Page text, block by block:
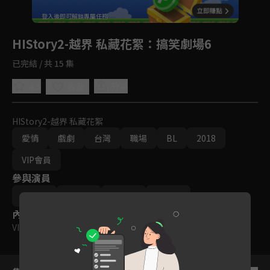
VIP 專屬內容
您尚未登入，升級解鎖所有好劇
立即前往
登入後即可解鎖專屬任務
HIStory2-越界 私藏花絮 ：搞笑劇場6
已完結 / 共 15 集
HIStory2-越界 私藏花絮
愛情
戲劇 台灣 職場 BL
2018
VIP會員
參與演員
盧彥澤 楊孟霖 施柏宇 范少勳
內容標籤
VIP